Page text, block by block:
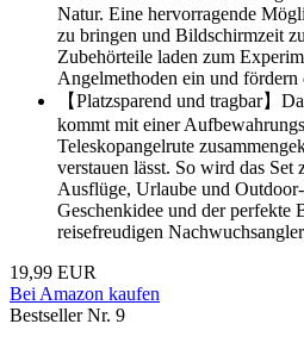
Natur. Eine hervorragende
zu bringen und Bildschirmzeit
Zubehörteile laden zum
Angelmethoden ein und
【Platzsparend und tragbar】
kommt mit einer
Teleskopangelrute
verstauen lässt. So wird das
Ausflüge, Urlaube und
Geschenkidee und der perfekte
reisefreudigen
19,99 EUR
Bei Amazon kaufen
Bestseller Nr. 9